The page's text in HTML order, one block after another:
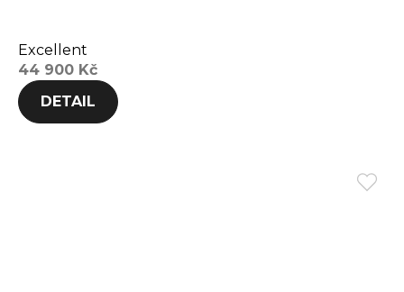
Excellent
44 900 Kč
DETAIL